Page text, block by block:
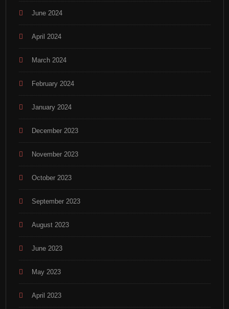
June 2024
April 2024
March 2024
February 2024
January 2024
December 2023
November 2023
October 2023
September 2023
August 2023
June 2023
May 2023
April 2023